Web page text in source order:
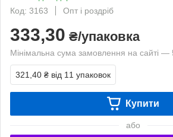
Код: 3163
Опт і роздріб
333,30 ₴/упаковка
Мінімальна сума замовлення на сайті —
321,40 ₴ від 11 упаковок
Купити
або